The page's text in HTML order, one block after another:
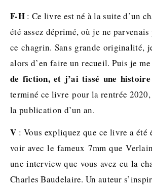
F-H : Ce livre est né à la suite d’un
été assez déprimé, où je ne
ce chagrin. Sans grande originalité,
alors d’en faire un recueil. Puis je
de fiction, et j’ai tissé une
terminé ce livre pour la rentrée 2020,
la publication d’un an.
V : Vous expliquez que ce livre a été
voir avec le fameux 7mm que
une interview que vous avez eu la
Charles Baudelaire. Un auteur